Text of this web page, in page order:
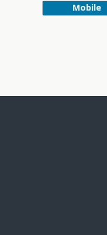
Mobile